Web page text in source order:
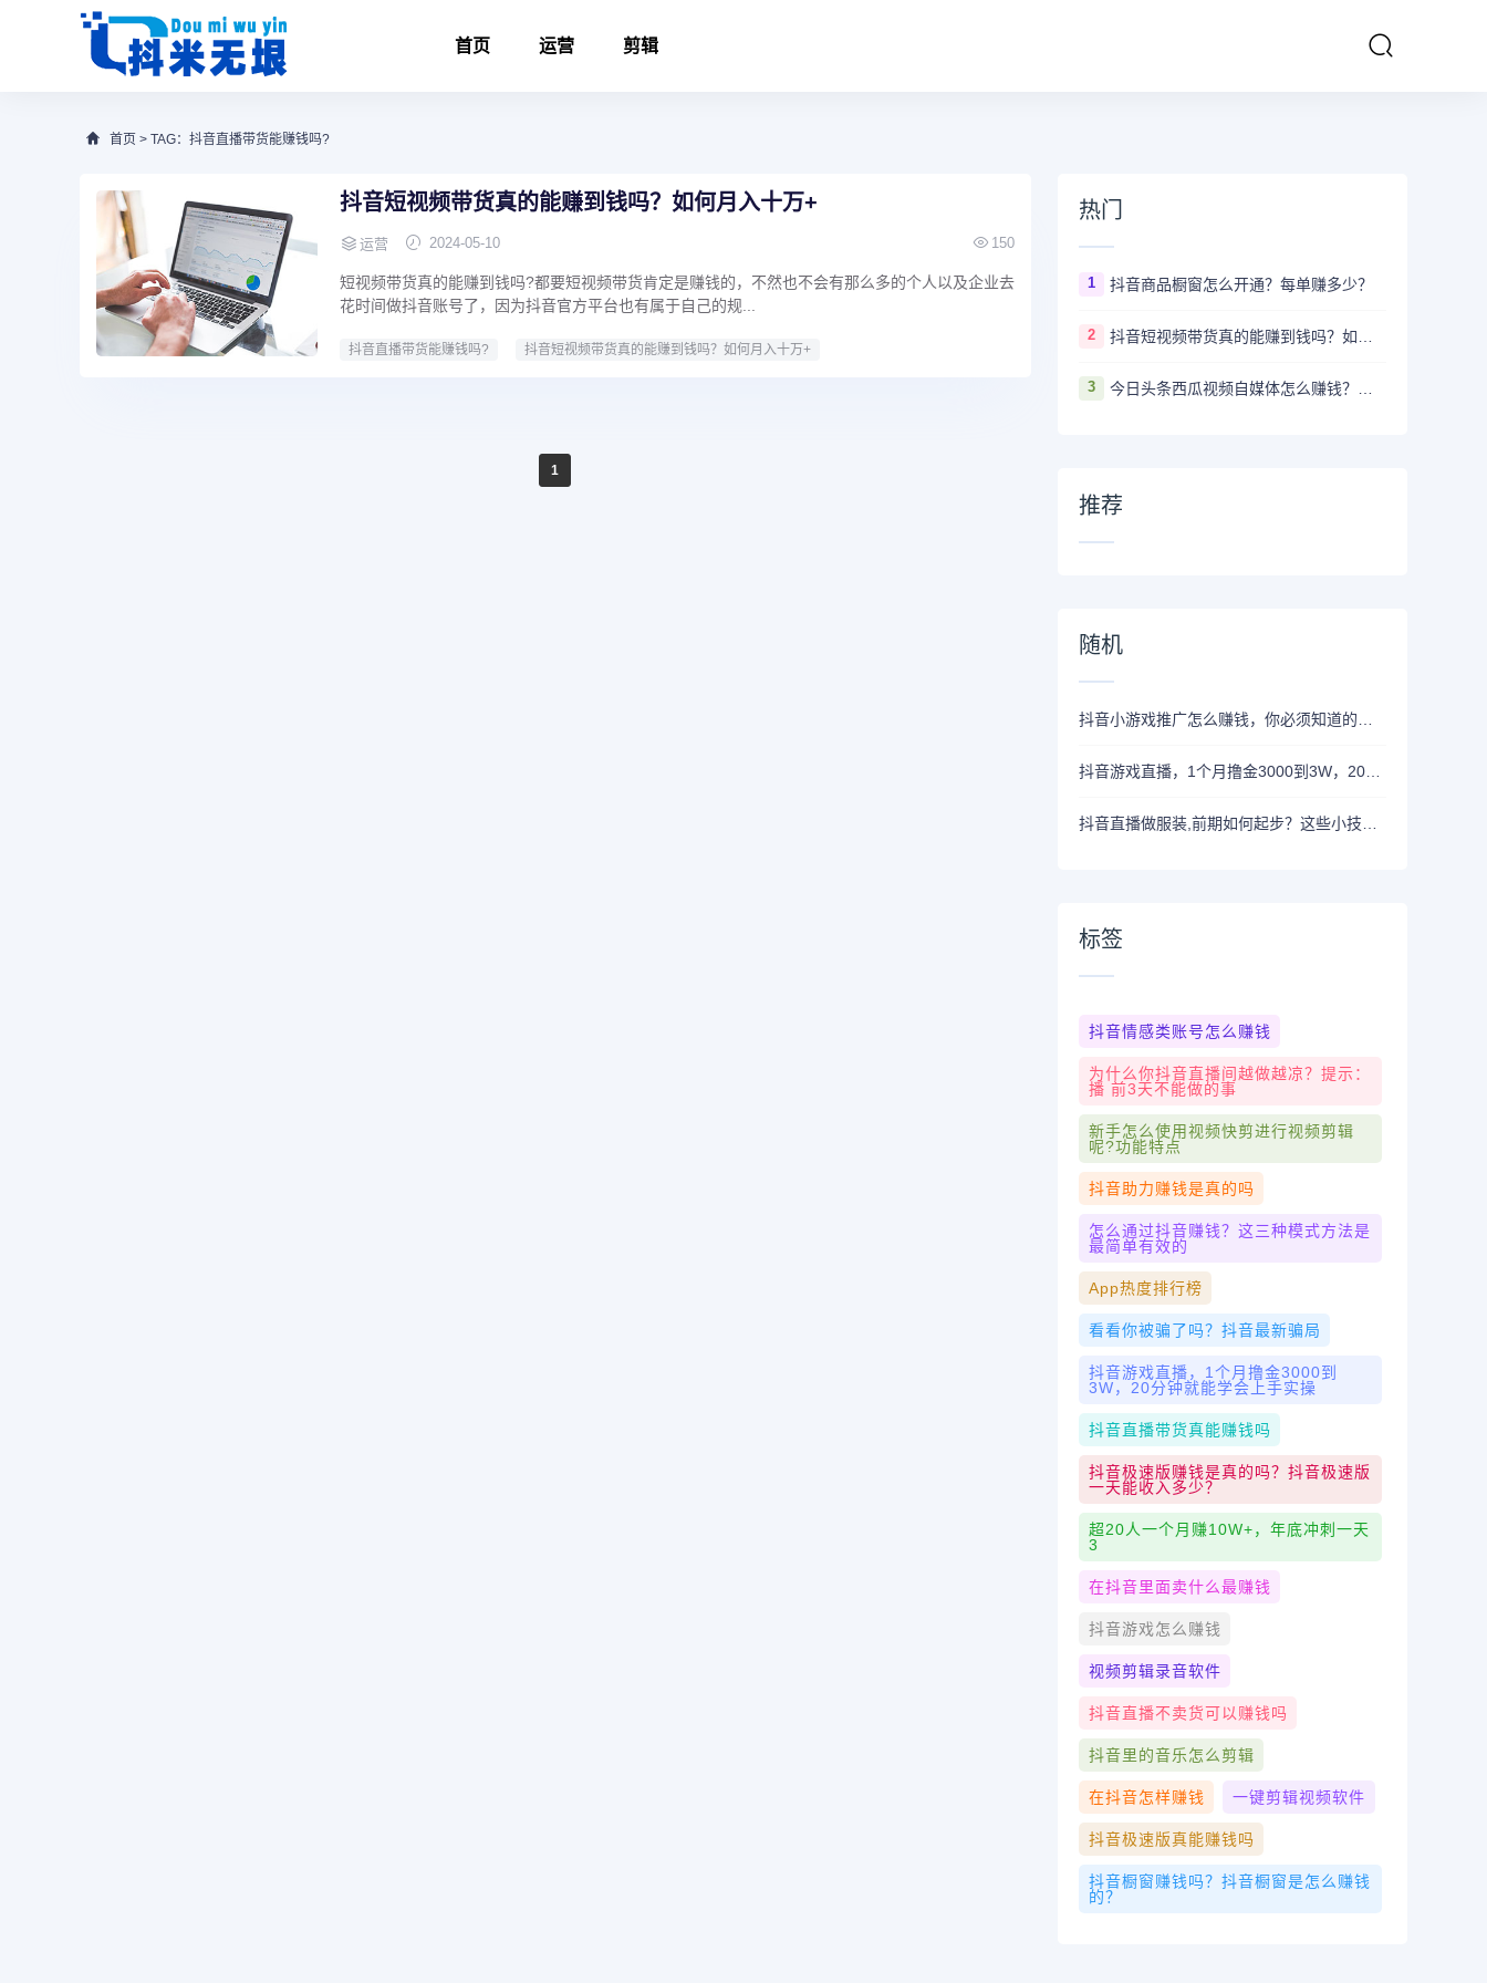
首页 运营 剪辑
首页 > TAG：抖音直播带货能赚钱吗?
抖音短视频带货真的能赚到钱吗？如何月入十万+
运营 2024-05-10 150
短视频带货真的能赚到钱吗?都要短视频带货肯定是赚钱的，不然也不会有那么多的个人以及企业去
花时间做抖音账号了，因为抖音官方平台也有属于自己的规...
抖音直播带货能赚钱吗? 抖音短视频带货真的能赚到钱吗？如何月入十万+
1
热门
1 抖音商品橱窗怎么开通？每单赚多少？
2
3
推荐
随机
标签
抖音情感类账号怎么赚钱
为什么你抖音直播间越做越凉？提示：
播 前3天不能做的事
新手怎么使用视频快剪进行视频剪辑
呢?功能特点
抖音助力赚钱是真的吗
怎么通过抖音赚钱？这三种模式方法是
最简单有效的
App热度排行榜
看看你被骗了吗？抖音最新骗局
抖音游戏直播，1个月撸金3000到
3W，20分钟就能学会上手实操
抖音直播带货真能赚钱吗
抖音极速版赚钱是真的吗？抖音极速版
一天能收入多少？
超20人一个月赚10W+，年底冲刺一天
3
在抖音里面卖什么最赚钱
抖音游戏怎么赚钱
视频剪辑录音软件
抖音直播不卖货可以赚钱吗
抖音里的音乐怎么剪辑
在抖音怎样赚钱 一键剪辑视频软件
抖音极速版真能赚钱吗
抖音橱窗赚钱吗？抖音橱窗是怎么赚钱
的？